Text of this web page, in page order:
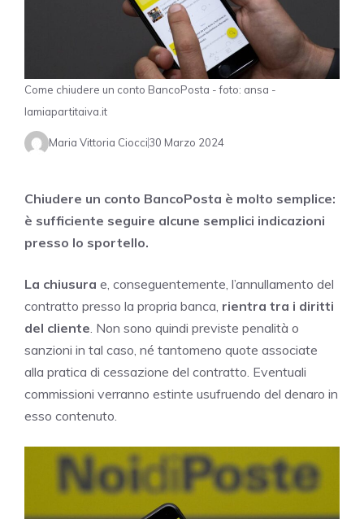
Come chiudere un conto BancoPosta - foto: ansa -
lamiapartitaiva.it
Maria Vittoria Ciocci30 Marzo 2024
Chiudere un conto BancoPosta è molto semplice:
è sufficiente seguire alcune semplici indicazioni
presso lo sportello.
La chiusura e, conseguentemente, l’annullamento del
contratto presso la propria banca, rientra tra i diritti
del cliente . Non sono quindi previste penalità o
sanzioni in tal caso, né tantomeno quote associate
alla pratica di cessazione del contratto. Eventuali
commissioni verranno estinte usufruendo del denaro in
esso contenuto.